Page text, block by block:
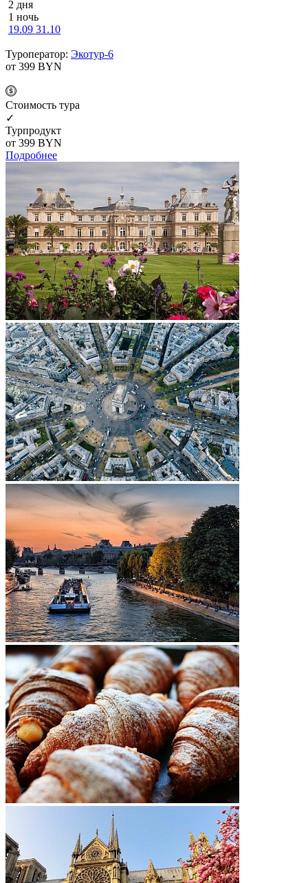
2 дня
1 ночь
19.09 31.10
Туроператор: Экотур-6
от 399 BYN
Cтоимость тура
✓
Турпродукт
от 399 BYN
Подробнее